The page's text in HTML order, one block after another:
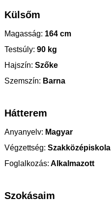
Külsőm
Magasság: 164 cm
Testsúly: 90 kg
Hajszín: Szőke
Szemszín: Barna
Hátterem
Anyanyelv: Magyar
Végzettség: Szakközépiskola
Foglalkozás: Alkalmazott
Szokásaim